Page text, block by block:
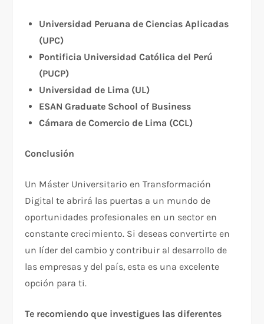
Universidad Peruana de Ciencias Aplicadas
(UPC)
Pontificia Universidad Católica del Perú
(PUCP)
Universidad de Lima (UL)
ESAN Graduate School of Business
Cámara de Comercio de Lima (CCL)
Conclusión
Un Máster Universitario en Transformación
Digital te abrirá las puertas a un mundo de
oportunidades profesionales en un sector en
constante crecimiento. Si deseas convertirte en
un líder del cambio y contribuir al desarrollo de
las empresas y del país, esta es una excelente
opción para ti.
Te recomiendo que investigues las diferentes